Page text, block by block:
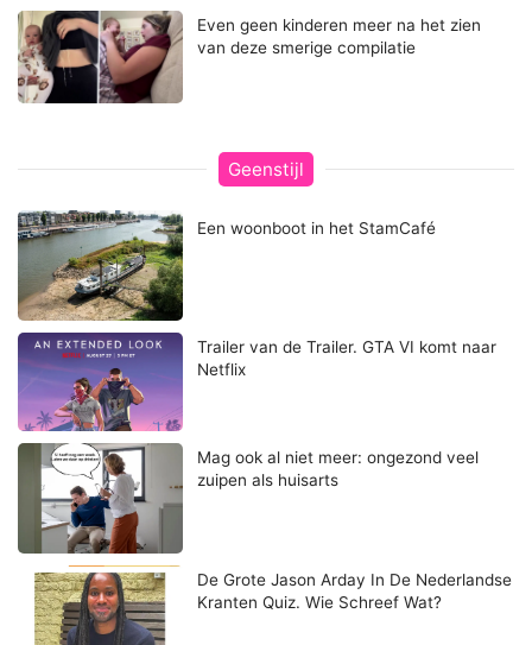
Even geen kinderen meer na het zien
van deze smerige compilatie
Geenstijl
Een woonboot in het StamCafé
Trailer van de Trailer. GTA VI komt naar
Netflix
Mag ook al niet meer: ongezond veel
zuipen als huisarts
De Grote Jason Arday In De Nederlandse
Kranten Quiz. Wie Schreef Wat?